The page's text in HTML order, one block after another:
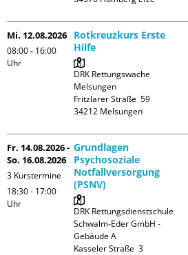
Mi. 12.08.2026
08:00 - 16:00
Uhr
Rotkreuzkurs Erste
Hilfe
DRK Rettungswache
Melsungen
Fritzlarer Straße  59
Fr. 14.08.2026 -
So. 16.08.2026
3 Kurstermine
18:30 - 17:00
Uhr
Grundlagen
Psychosoziale
Notfallversorgung
(PSNV)
DRK Rettungsdienstschule
Schwalm-Eder GmbH -
Gebäude A
Kasseler Straße  3